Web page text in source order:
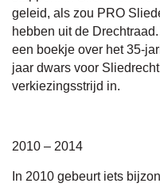
geleid, als zou PRO
hebben uit de
een boekje over het 35-
jaar dwars voor
verkiezingsstrijd in.
2010 – 2014
In 2010 gebeurt iets